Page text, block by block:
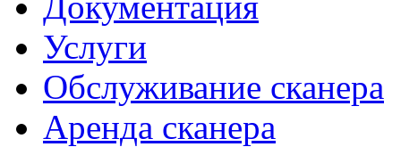
Услуги
Обслуживание сканера
Аренда сканера